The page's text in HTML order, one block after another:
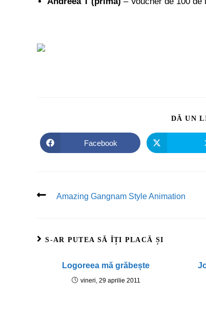
DĂ UN
Facebook
Amazing Gangnam Style Animation
S-AR PUTEA SĂ ÎȚI PLACĂ ȘI
Logoreea mă grăbește
vineri, 29 aprilie 2011